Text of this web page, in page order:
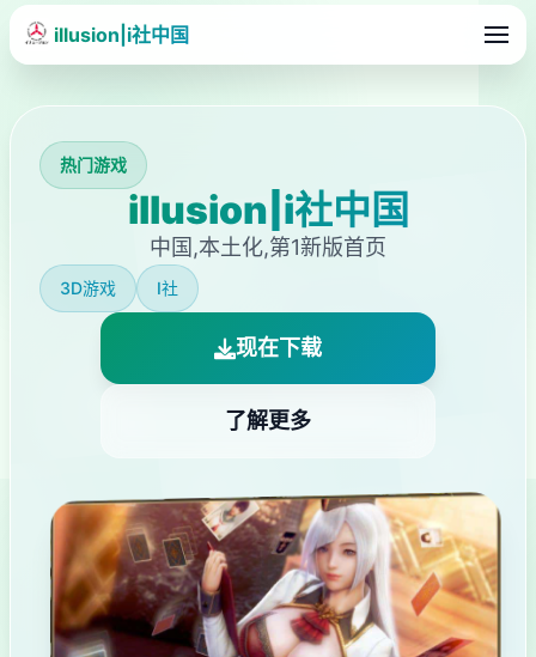
illusion|i社中国
热门游戏
illusion|i社中国
中国,本土化,第1新版首页
3D游戏 I社
现在下载
了解更多